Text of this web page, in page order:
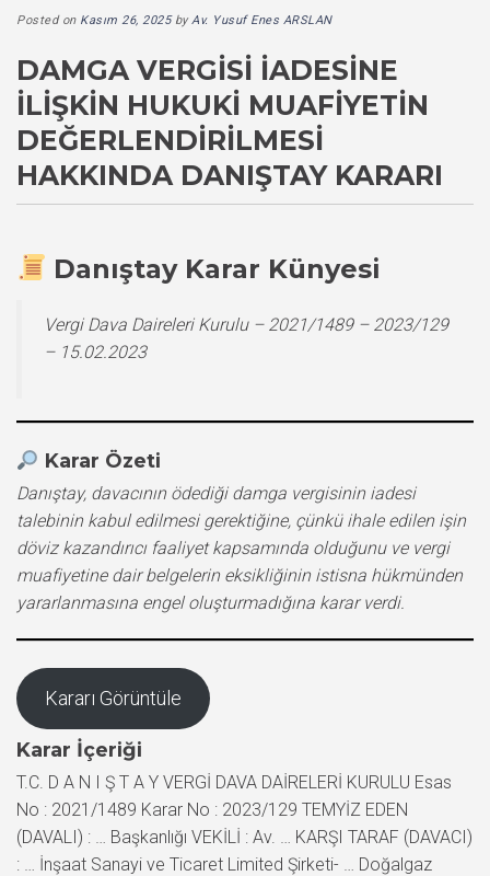
Posted on Kasım 26, 2025byAv. Yusuf Enes ARSLAN
DAMGA VERGISI İADESINE
İLIŞKIN HUKUKI MUAFIYETIN
DEĞERLENDIRILMESI
HAKKINDA DANIŞTAY KARARI
Danıştay Karar Künyesi
Vergi Dava Daireleri Kurulu – 2021/1489 – 2023/129
– 15.02.2023
Karar Özeti
Danıştay, davacının ödediği damga vergisinin iadesi
talebinin kabul edilmesi gerektiğine, çünkü ihale edilen işin
döviz kazandırıcı faaliyet kapsamında olduğunu ve vergi
muafiyetine dair belgelerin eksikliğinin istisna hükmünden
yararlanmasına engel oluşturmadığına karar verdi.
Kararı Görüntüle
Karar İçeriği
T.C. D A N I Ş T A Y VERGİ DAVA DAİRELERİ KURULU Esas
No : 2021/1489 Karar No : 2023/129 TEMYİZ EDEN
(DAVALI) : … Başkanlığı VEKİLİ : Av. … KARŞI TARAF (DAVACI)
: … İnşaat Sanayi ve Ticaret Limited Şirketi- … Doğalgaz